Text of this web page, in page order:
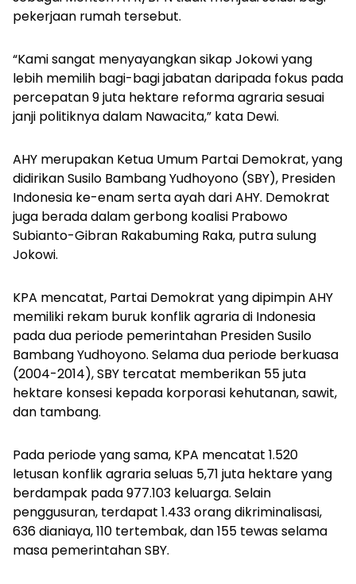
pekerjaan rumah tersebut.
“Kami sangat menyayangkan sikap Jokowi yang
lebih memilih bagi-bagi jabatan daripada fokus pada
percepatan 9 juta hektare reforma agraria sesuai
janji politiknya dalam Nawacita,” kata Dewi.
AHY merupakan Ketua Umum Partai Demokrat, yang
didirikan Susilo Bambang Yudhoyono (SBY), Presiden
Indonesia ke-enam serta ayah dari AHY. Demokrat
juga berada dalam gerbong koalisi Prabowo
Subianto-Gibran Rakabuming Raka, putra sulung
Jokowi.
KPA mencatat, Partai Demokrat yang dipimpin AHY
memiliki rekam buruk konflik agraria di Indonesia
pada dua periode pemerintahan Presiden Susilo
Bambang Yudhoyono. Selama dua periode berkuasa
(2004-2014), SBY tercatat memberikan 55 juta
hektare konsesi kepada korporasi kehutanan, sawit,
dan tambang.
Pada periode yang sama, KPA mencatat 1.520
letusan konflik agraria seluas 5,71 juta hektare yang
berdampak pada 977.103 keluarga. Selain
penggusuran, terdapat 1.433 orang dikriminalisasi,
636 dianiaya, 110 tertembak, dan 155 tewas selama
masa pemerintahan SBY.